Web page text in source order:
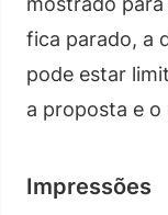
fica parado, a
pode estar
a proposta e o
Impressões